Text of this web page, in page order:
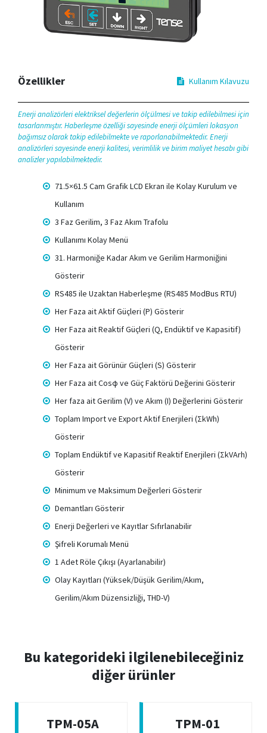
Özellikler Kullanım Kılavuzu
Enerji analizörleri elektriksel değerlerin ölçülmesi ve takip edilebilmesi için
tasarlanmıştır. Haberleşme özelliği sayesinde enerji ölçümleri lokasyon
bağımsız olarak takip edilebilmekte ve raporlanabilmektedir. Enerji
analizörleri sayesinde enerji kalitesi, verimlilik ve birim maliyet hesabı gibi
analizler yapılabilmektedir.
71.5×61.5 Cam Grafik LCD Ekran ile Kolay Kurulum ve
Kullanım
3 Faz Gerilim, 3 Faz Akım Trafolu
Kullanımı Kolay Menü
31. Harmoniğe Kadar Akım ve Gerilim Harmoniğini
Gösterir
RS485 ile Uzaktan Haberleşme (RS485 ModBus RTU)
Her Faza ait Aktif Güçleri (P) Gösterir
Her Faza ait Reaktif Güçleri (Q, Endüktif ve Kapasitif)
Gösterir
Her Faza ait Görünür Güçleri (S) Gösterir
Her Faza ait Cosφ ve Güç Faktörü Değerini Gösterir
Her faza ait Gerilim (V) ve Akım (I) Değerlerini Gösterir
Toplam Import ve Export Aktif Enerjileri (ΣkWh)
Gösterir
Toplam Endüktif ve Kapasitif Reaktif Enerjileri (ΣkVArh)
Gösterir
Minimum ve Maksimum Değerleri Gösterir
Demantları Gösterir
Enerji Değerleri ve Kayıtlar Sıfırlanabilir
Şifreli Korumalı Menü
1 Adet Röle Çıkışı (Ayarlanabilir)
Olay Kayıtları (Yüksek/Düşük Gerilim/Akım,
Gerilim/Akım Düzensizliği, THD-V)
Bu kategorideki ilgilenebileceğiniz
diğer ürünler
TPM-05A TPM-01